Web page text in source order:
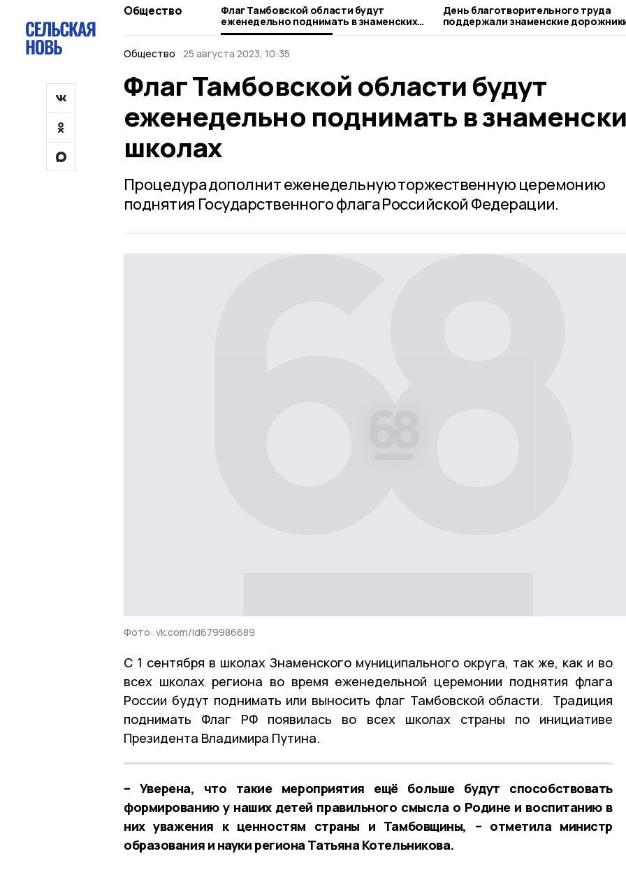
Общество
Флаг Тамбовской области будут
еженедельно поднимать в знаменских
школах
День благотворительного труда
поддержали знаменские
Общество
25 августа 2023, 10:35
Флаг Тамбовской области будут
еженедельно поднимать в
школах
Процедура дополнит еженедельную торжественную церемонию
поднятия Государственного флага Российской Федерации.
Фото: vk.com/id679986689
С 1 сентября в школах Знаменского муниципального округа, так же, как и во
всех школах региона во время еженедельной церемонии поднятия флага
России будут поднимать или выносить флаг Тамбовской области. Традиция
поднимать Флаг РФ появилась во всех школах страны по инициативе
Президента Владимира Путина.
– Уверена, что такие мероприятия ещё больше будут способствовать
формированию у наших детей правильного смысла о Родине и воспитанию в
них уважения к ценностям страны и Тамбовщины, – отметила министр
образования и науки региона Татьяна Котельникова.